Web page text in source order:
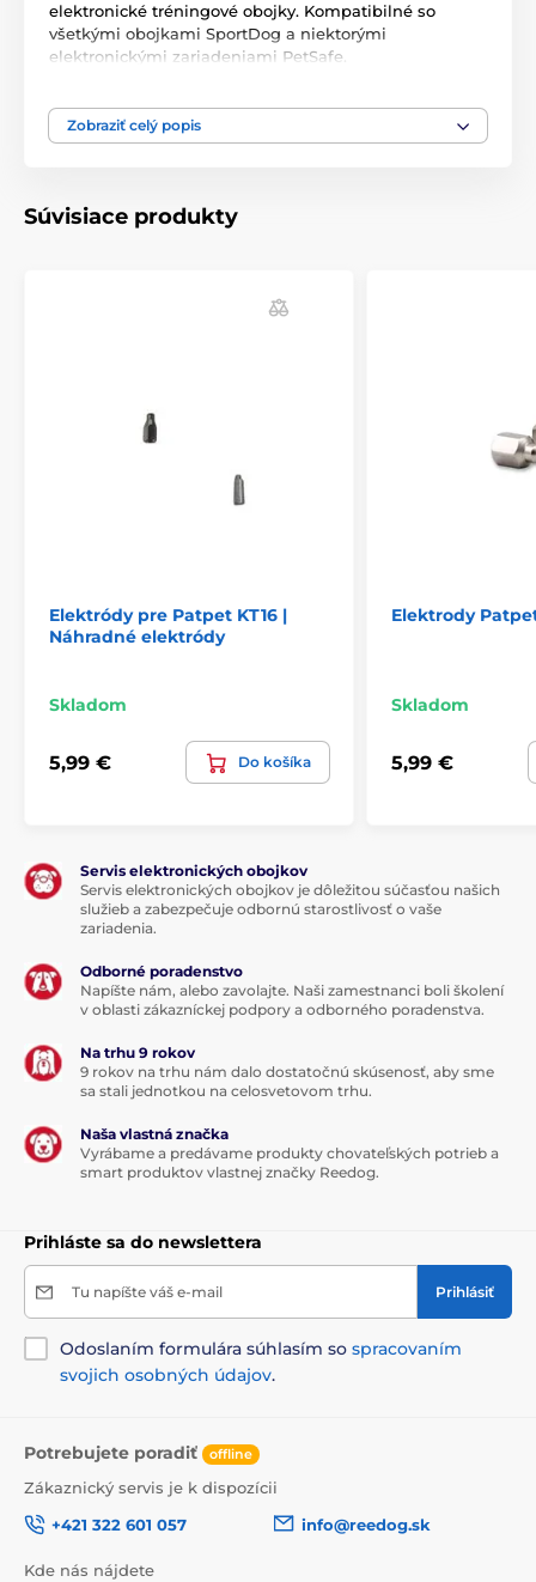
elektronické tréningové obojky. Kompatibilné so
všetkými obojkami SportDog a niektorými
elektronickými zariadeniami PetSafe.
predchádzajúceho upozornenia. Obrázky majú len
ilustračný charakter.
Produkt je zaradený v kategóriách
Zobraziť celý popis
Súvisiace produkty
Elektródy pre Patpet KT16 |
Náhradné elektródy
Skladom
5,99 € Do košíka
Elektrody
Skladom
5,99 €
Servis elektronických obojkov
Servis elektronických obojkov je dôležitou súčasťou našich
služieb a zabezpečuje odbornú starostlivosť o vaše
zariadenia.
Odborné poradenstvo
Napíšte nám, alebo zavolajte. Naši zamestnanci boli školení
v oblasti zákazníckej podpory a odborného poradenstva.
Na trhu 9 rokov
9 rokov na trhu nám dalo dostatočnú skúsenosť, aby sme
sa stali jednotkou na celosvetovom trhu.
Naša vlastná značka
Vyrábame a predávame produkty chovateľských potrieb a
smart produktov vlastnej značky Reedog.
Prihláste sa do newslettera
Tu napíšte váš e-mail Prihlásiť
Odoslaním formulára súhlasím so spracovaním
svojich osobných údajov.
Potrebujete poradiť offline
Zákaznický servis je k dispozícii
+421 322 601 057
info@reedog.sk
Kde nás nájdete